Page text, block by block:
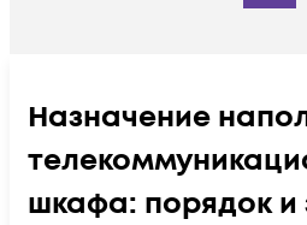
Назначение
шкафа: порядок и